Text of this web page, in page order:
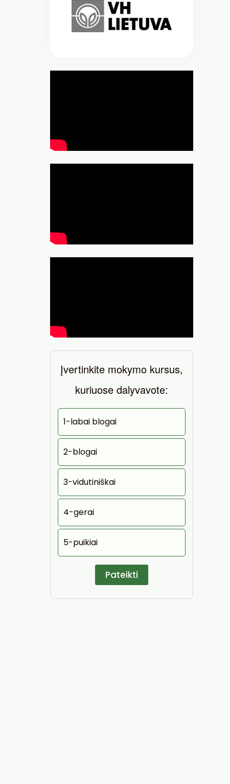
Įvertinkite mokymo kursus,
kuriuose dalyvavote:
1-labai blogai
2-blogai
3-vidutiniškai
4-gerai
5-puikiai